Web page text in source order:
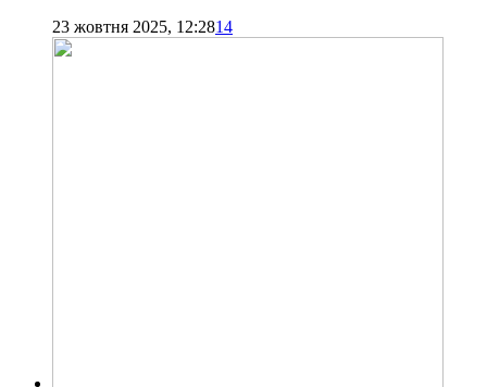
23 жовтня 2025, 12:2814